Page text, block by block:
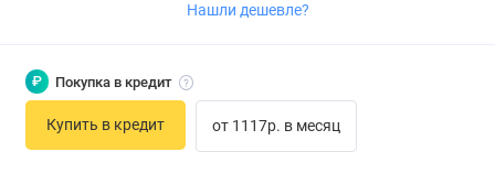
Нашли дешевле?
₽ Покупка в кредит
Купить в кредит от 1117р. в месяц